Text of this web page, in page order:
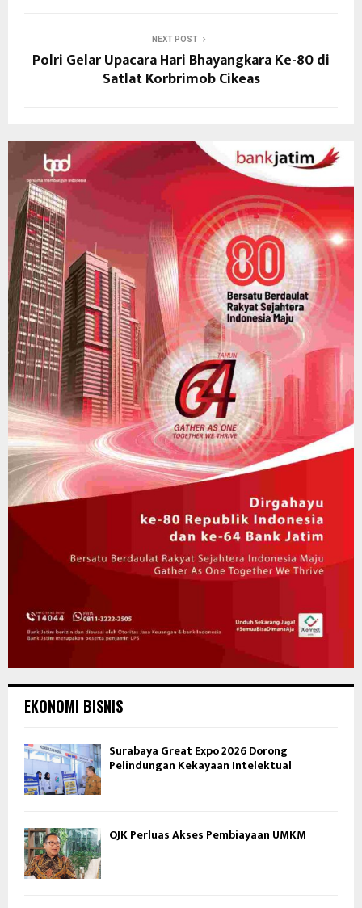
NEXT POST
Polri Gelar Upacara Hari Bhayangkara Ke-80 di
Satlat Korbrimob Cikeas
EKONOMI BISNIS
Surabaya Great Expo 2026 Dorong
Pelindungan Kekayaan Intelektual
OJK Perluas Akses Pembiayaan UMKM